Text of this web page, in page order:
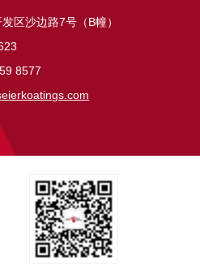
区沙边路7号（B幢）
8577